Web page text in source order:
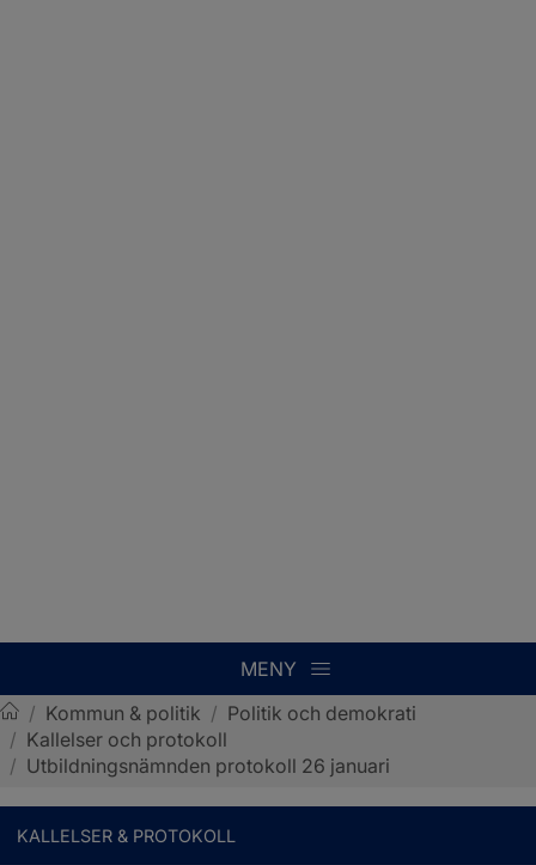
MENY
Sotenäs kommun
/ Kommun & politik / Politik och demokrati
/ Kallelser och protokoll
/ Utbildningsnämnden protokoll 26 januari
KALLELSER & PROTOKOLL